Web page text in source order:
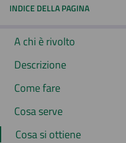
INDICE DELLA PAGINA
A chi è rivolto
Descrizione
Come fare
Cosa serve
Cosa si ottiene